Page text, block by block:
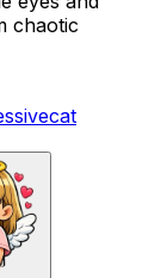
chaotic
cat